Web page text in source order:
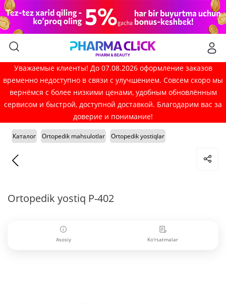
Уважаемые клиенты! До 07.08.2026 оформление заказов
временно недоступно в связи с улучшением. Совсем скоро мы
вернёмся с более низкими ценами, удобным обновлённым
сервисом и быстрой, доступной доставкой. Благодарим вас за
доверие и понимание!
Каталог Ortopedik mahsulotlar Ortopedik yostiqlar
Ortopedik yostiq P-402
Asosiy Ko'rsatmalar